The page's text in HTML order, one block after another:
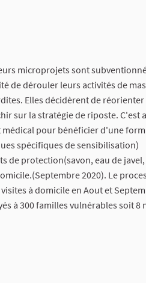
microprojets sont
de dérouler leurs activités de
Elles décidèrent de
sur la stratégie de riposte. C'est
médical pour bénéficier d'une
spécifiques de sensibilisation)
de protection(savon, eau de
2020). Le
à domicile en Aout et
à 300 familles vulnérables soit 8